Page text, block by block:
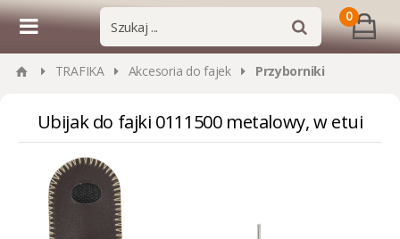
0
TRAFIKA Akcesoria do fajek Przyborniki
Ubijak do fajki 0111500 metalowy, w etui